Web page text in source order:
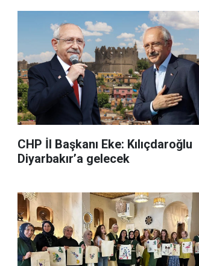
CHP İl Başkanı Eke: Kılıçdaroğlu
Diyarbakır’a gelecek